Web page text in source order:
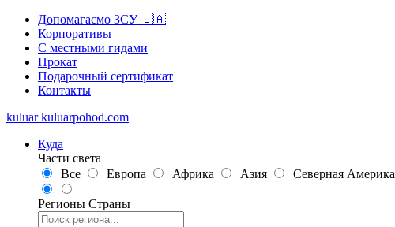
Допомагаємо ЗСУ 🇺🇦
Корпоративы
С местными гидами
Прокат
Подарочный сертификат
Контакты
kuluar kuluarpohod.com
Куда
Части света
Все
Европа Африка Азия Северная Америка
Регионы Страны